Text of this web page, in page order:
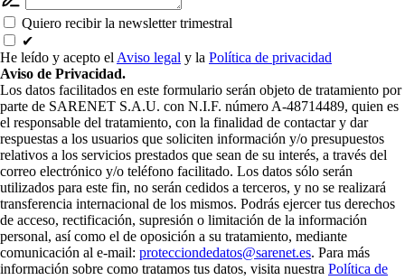
Quiero recibir la newsletter trimestral
✔
He leído y acepto el Aviso legal y la Política de privacidad
Aviso de Privacidad.
Los datos facilitados en este formulario serán objeto de tratamiento por
parte de SARENET S.A.U. con N.I.F. número A-48714489, quien es
el responsable del tratamiento, con la finalidad de contactar y dar
respuestas a los usuarios que soliciten información y/o presupuestos
relativos a los servicios prestados que sean de su interés, a través del
correo electrónico y/o teléfono facilitado. Los datos sólo serán
utilizados para este fin, no serán cedidos a terceros, y no se realizará
transferencia internacional de los mismos. Podrás ejercer tus derechos
de acceso, rectificación, supresión o limitación de la información
personal, así como el de oposición a su tratamiento, mediante
comunicación al e-mail: protecciondedatos@sarenet.es. Para más
información sobre como tratamos tus datos, visita nuestra Política de